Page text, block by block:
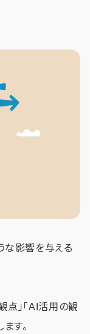
な影響を与える
点」「AI活用の観
す。